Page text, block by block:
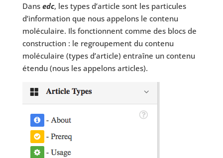
Dans edc, les types d’article sont les particules
d’information que nous appelons le contenu
moléculaire. Ils fonctionnent comme des blocs de
construction : le regroupement du contenu
moléculaire (types d’article) entraîne un contenu
étendu (nous les appelons articles).